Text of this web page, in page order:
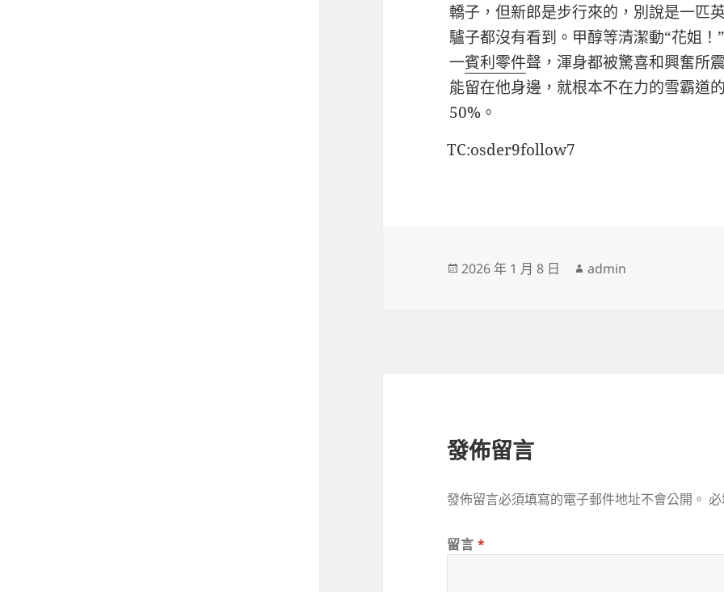
轎子，但新郎是步行來的，別說是一匹
驢子都沒有看到。甲醇等清潔動“花姐！
一賓利零件聲，渾身都被驚喜和興奮所
能留在他身邊，就根本不在力的雪霸道
50%。
TC:osder9follow7
發
2026 年 1 月 8 日
作
admin
發佈留言
發佈留言必須填寫的電子郵件地址不會公開。
留言*